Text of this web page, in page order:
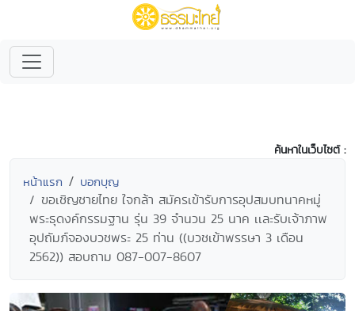
ค้นหาในเว็บไซต์ :
หน้าแรก บอกบุญ
ขอเชิญชายไทย ใจกล้า สมัครเข้ารับการอุปสมบทนาคหมู่
พระธุดงค์กรรมฐาน รุ่น 39 จำนวน 25 นาค เเละรับเจ้าภาพ
อุปถัมภ์จองบวชพระ 25 ท่าน ((บวชเข้าพรรษา 3 เดือน
2562)) สอบถาม 087-007-8607